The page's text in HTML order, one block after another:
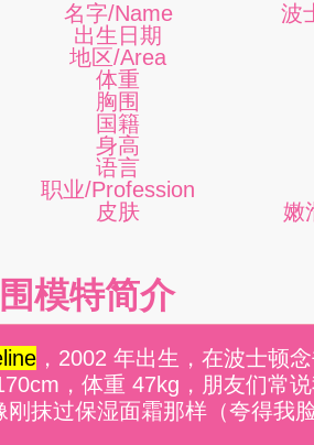
名字/Name
波
出生日期
地区/Area
体重
胸围
国籍
身高
语言
职业/Profession
皮肤
嫩
模特简介
，2002 年出生，在波士顿
，体重 47kg，朋友们常
刚抹过保湿面霜那样（夸得我